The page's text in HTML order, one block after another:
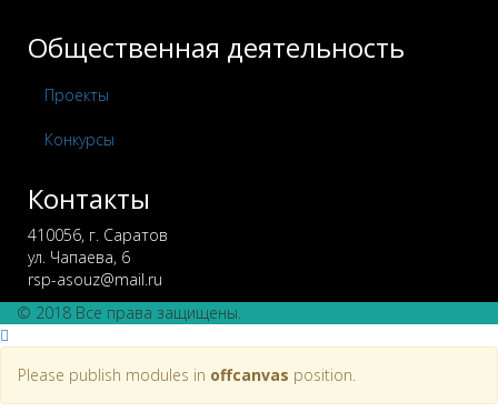
Общественная деятельность
Проекты
Конкурсы
Контакты
410056, г. Саратов
ул. Чапаева, 6
rsp-asouz@mail.ru
© 2018 Все права защищены.
Please publish modules in offcanvas position.